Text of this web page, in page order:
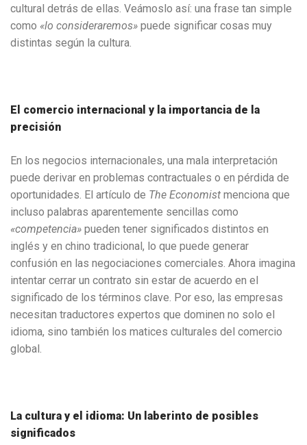
cultural detrás de ellas. Veámoslo así: una frase tan simple
como «lo consideraremos» puede significar cosas muy
distintas según la cultura.
El comercio internacional y la importancia de la
precisión
En los negocios internacionales, una mala interpretación
puede derivar en problemas contractuales o en pérdida de
oportunidades. El artículo de The Economist menciona que
incluso palabras aparentemente sencillas como
«competencia» pueden tener significados distintos en
inglés y en chino tradicional, lo que puede generar
confusión en las negociaciones comerciales. Ahora imagina
intentar cerrar un contrato sin estar de acuerdo en el
significado de los términos clave. Por eso, las empresas
necesitan traductores expertos que dominen no solo el
idioma, sino también los matices culturales del comercio
global.
La cultura y el idioma: Un laberinto de posibles
significados